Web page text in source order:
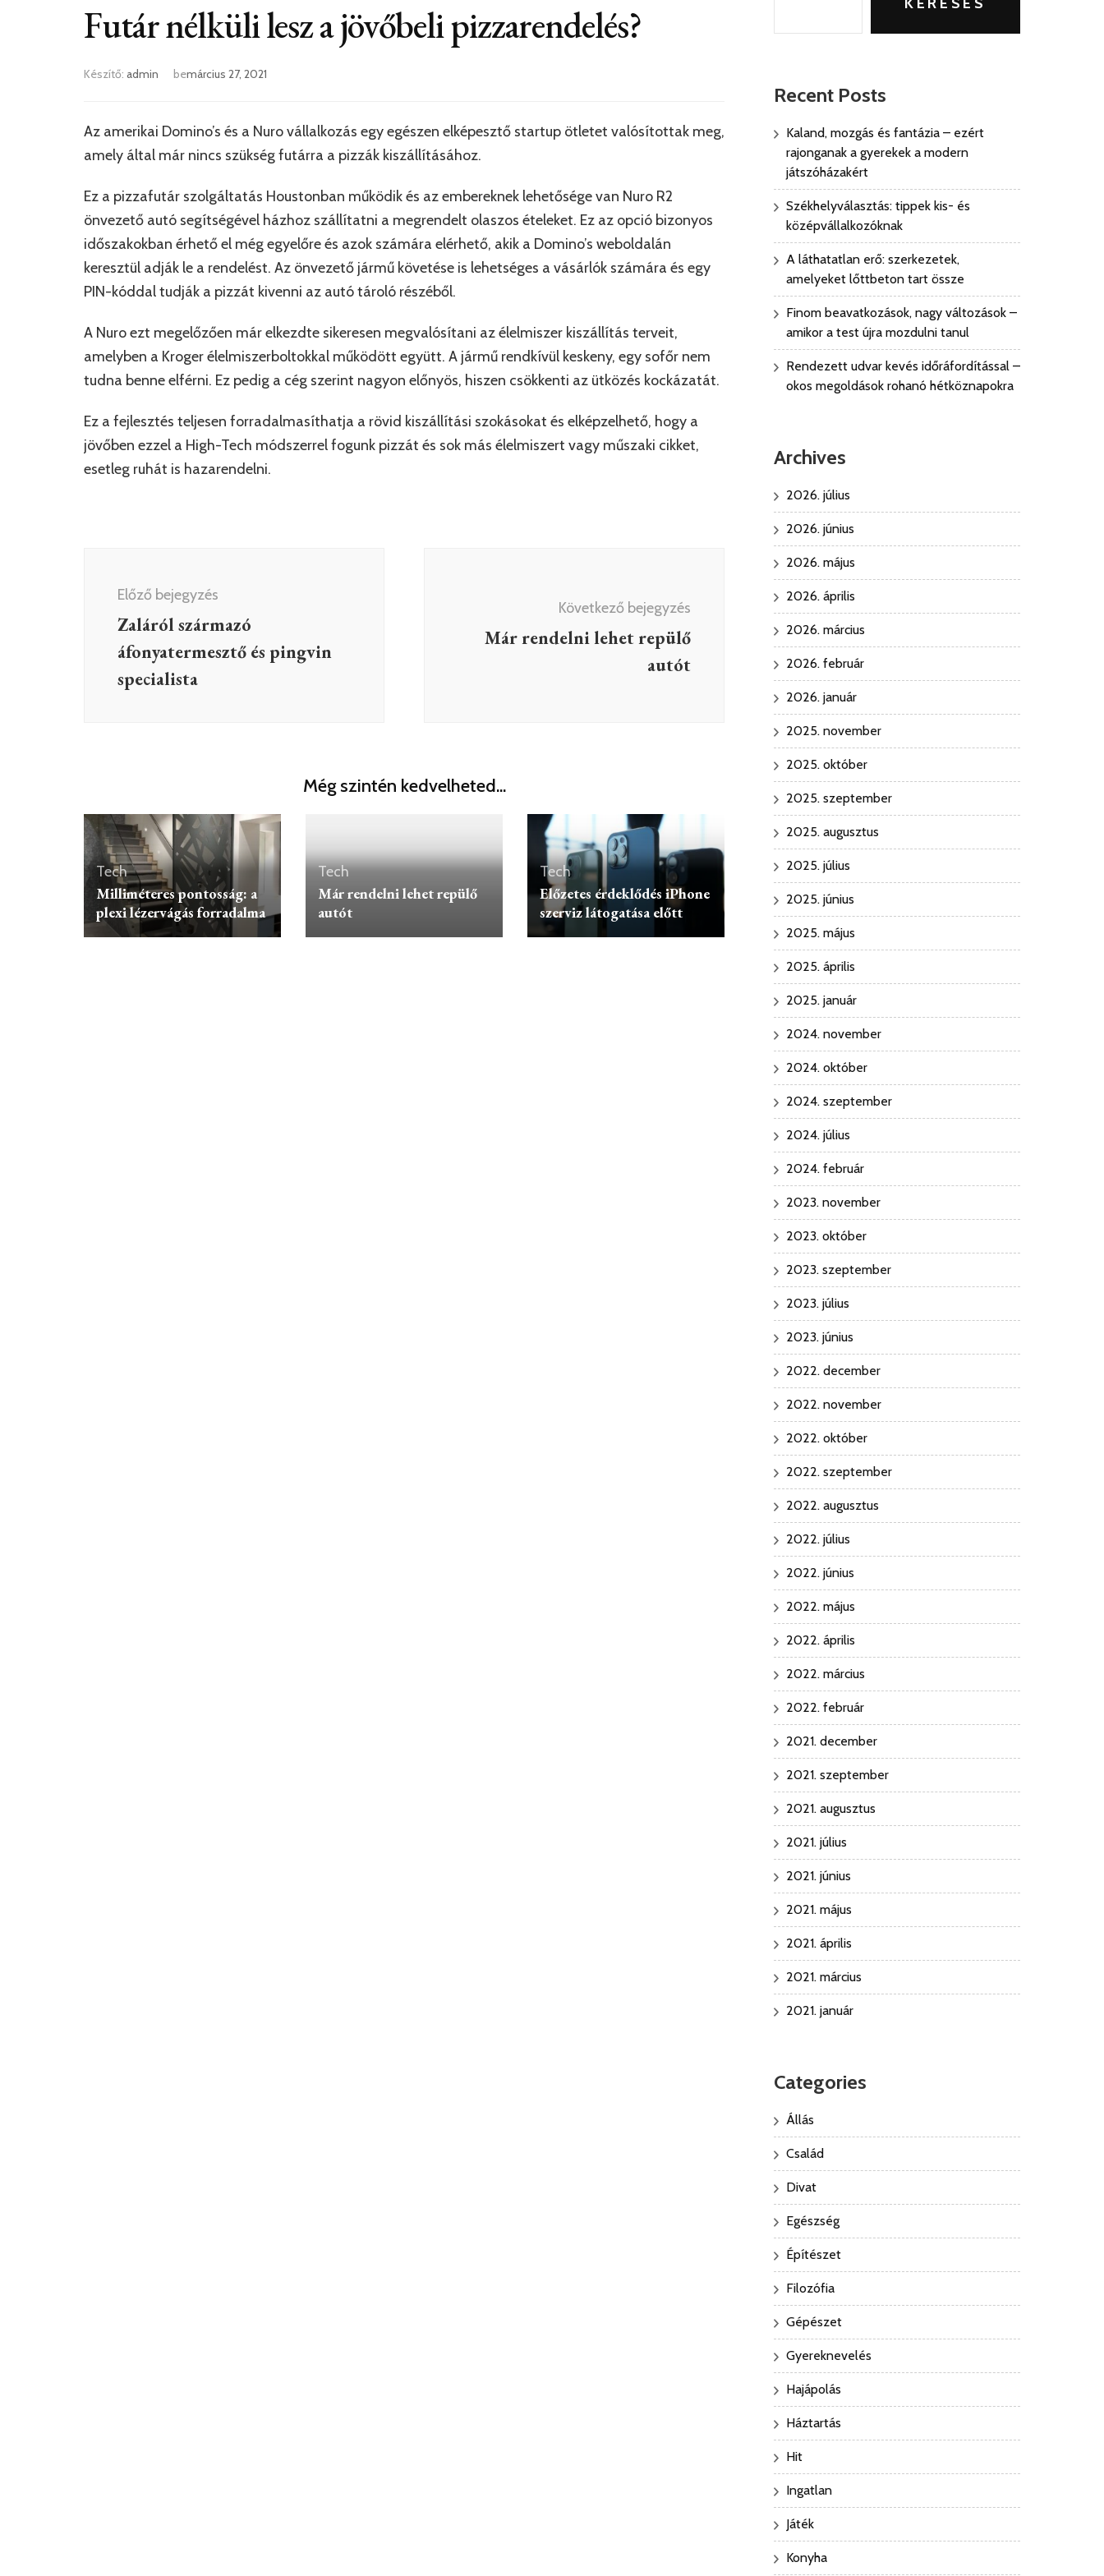
Futár nélküli lesz a jövőbeli pizzarendelés?
Készítő: admin bemárcius 27, 2021
Az amerikai Domino’s és a Nuro vállalkozás egy egészen elképesztő startup ötletet valósítottak meg,
amely által már nincs szükség futárra a pizzák kiszállításához.
Ez a pizzafutár szolgáltatás Houstonban működik és az embereknek lehetősége van Nuro R2
önvezető autó segítségével házhoz szállítatni a megrendelt olaszos ételeket. Ez az opció bizonyos
időszakokban érhető el még egyelőre és azok számára elérhető, akik a Domino’s weboldalán
keresztül adják le a rendelést. Az önvezető jármű követése is lehetséges a vásárlók számára és egy
PIN-kóddal tudják a pizzát kivenni az autó tároló részéből.
A Nuro ezt megelőzően már elkezdte sikeresen megvalósítani az élelmiszer kiszállítás terveit,
amelyben a Kroger élelmiszerboltokkal működött együtt. A jármű rendkívül keskeny, egy sofőr nem
tudna benne elférni. Ez pedig a cég szerint nagyon előnyös, hiszen csökkenti az ütközés kockázatát.
Ez a fejlesztés teljesen forradalmasíthatja a rövid kiszállítási szokásokat és elképzelhető, hogy a
jövőben ezzel a High-Tech módszerrel fogunk pizzát és sok más élelmiszert vagy műszaki cikket,
esetleg ruhát is hazarendelni.
navigáció
Előző bejegyzés
Zaláról származó
áfonyatermesztő és pingvin
specialista
Következő bejegyzés
Már rendelni lehet repülő
autót
Még szintén kedvelheted...
Tech
Milliméteres pontosság: a
plexi lézervágás forradalma
Tech
Már rendelni lehet repülő
autót
Tech
Előzetes érdeklődés iPhone
szerviz látogatása előtt
Recent Posts
Kaland, mozgás és fantázia – ezért
rajonganak a gyerekek a modern
játszóházakért
Székhelyválasztás: tippek kis- és
középvállalkozóknak
A láthatatlan erő: szerkezetek,
amelyeket lőttbeton tart össze
Finom beavatkozások, nagy változások –
amikor a test újra mozdulni tanul
Rendezett udvar kevés időráfordítással –
okos megoldások rohanó hétköznapokra
Archives
2026. július
2026. június
2026. május
2026. április
2026. március
2026. február
2026. január
2025. november
2025. október
2025. szeptember
2025. augusztus
2025. július
2025. június
2025. május
2025. április
2025. január
2024. november
2024. október
2024. szeptember
2024. július
2024. február
2023. november
2023. október
2023. szeptember
2023. július
2023. június
2022. december
2022. november
2022. október
2022. szeptember
2022. augusztus
2022. július
2022. június
2022. május
2022. április
2022. március
2022. február
2021. december
2021. szeptember
2021. augusztus
2021. július
2021. június
2021. május
2021. április
2021. március
2021. január
Categories
Állás
Család
Divat
Egészség
Építészet
Filozófia
Gépészet
Gyereknevelés
Hajápolás
Háztartás
Hit
Ingatlan
Játék
Konyha